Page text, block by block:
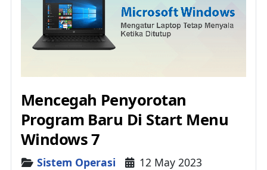
Mencegah Penyorotan
Program Baru Di Start Menu
Windows 7
Details
Sistem Operasi
12 May 2023